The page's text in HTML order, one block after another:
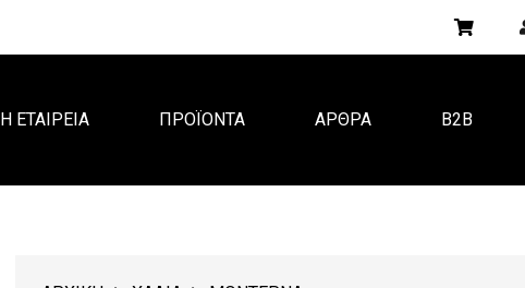
Η ΕΤΑΙΡΕΙΑ ΠΡΟΪΟΝΤΑ ΑΡΘΡΑ B2B